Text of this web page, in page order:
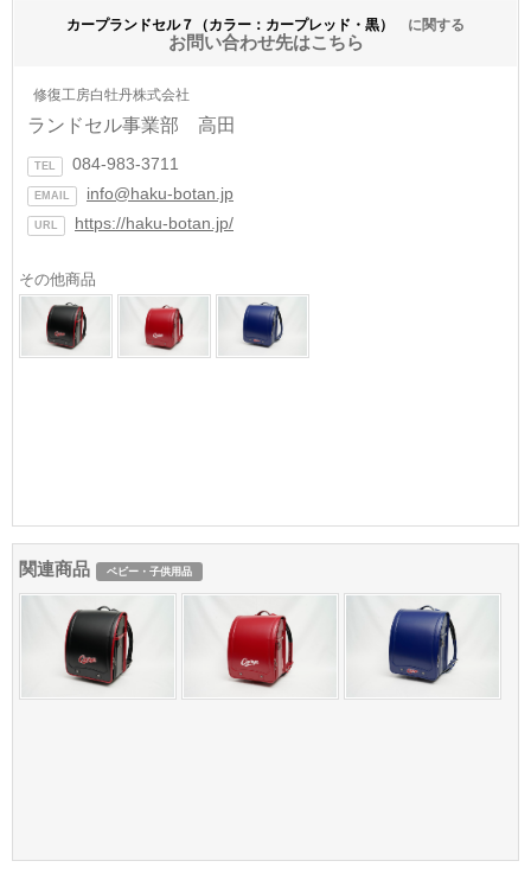
カープランドセル７（カラー：カープレッド・黒） に関する
お問い合わせ先はこちら
修復工房白牡丹株式会社
ランドセル事業部 高田
TEL 084-983-3711
EMAIL info@haku-botan.jp
URL https://haku-botan.jp/
その他商品
関連商品 ベビー・子供用品